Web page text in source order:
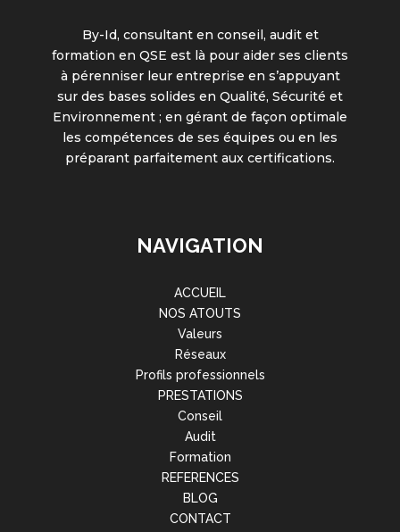
By-Id, consultant en conseil, audit et
formation en QSE est là pour aider ses clients
à pérenniser leur entreprise en s’appuyant
sur des bases solides en Qualité, Sécurité et
Environnement ; en gérant de façon optimale
les compétences de ses équipes ou en les
préparant parfaitement aux certifications.
NAVIGATION
ACCUEIL
NOS ATOUTS
Valeurs
Réseaux
Profils professionnels
PRESTATIONS
Conseil
Audit
Formation
REFERENCES
BLOG
CONTACT